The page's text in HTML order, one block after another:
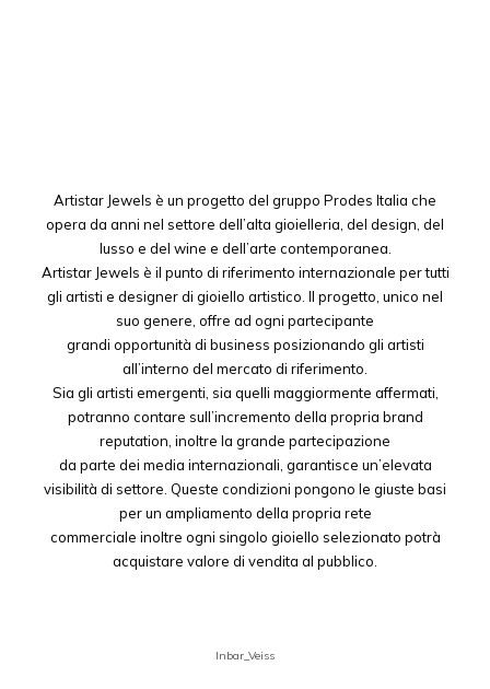
Artistar Jewels è un progetto del gruppo Prodes Italia che
opera da anni nel settore dell’alta gioielleria, del design, del
lusso e del wine e dell’arte contemporanea.
Artistar Jewels è il punto di riferimento internazionale per tutti
gli artisti e designer di gioiello artistico. Il progetto, unico nel
suo genere, offre ad ogni partecipante
grandi opportunità di business posizionando gli artisti
all’interno del mercato di riferimento.
Sia gli artisti emergenti, sia quelli maggiormente affermati,
potranno contare sull’incremento della propria brand
reputation, inoltre la grande partecipazione
da parte dei media internazionali, garantisce un’elevata
visibilità di settore. Queste condizioni pongono le giuste basi
per un ampliamento della propria rete
commerciale inoltre ogni singolo gioiello selezionato potrà
acquistare valore di vendita al pubblico.
Inbar_Veiss